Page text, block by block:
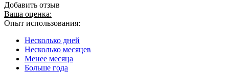
Добавить отзыв
Ваша оценка:
Опыт использования:
Несколько дней
Несколько месяцев
Менее месяца
Больше года